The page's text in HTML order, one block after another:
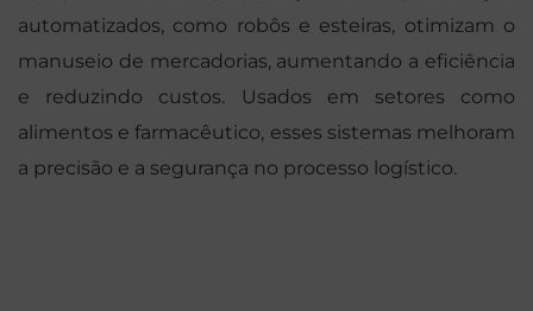
automatizados, como robôs e esteiras, otimizam o
manuseio de mercadorias, aumentando a eficiência
e reduzindo custos. Usados em setores como
alimentos e farmacêutico, esses sistemas melhoram
a precisão e a segurança no processo logístico.